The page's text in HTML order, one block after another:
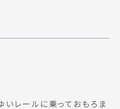
いレールに乗っておもろま